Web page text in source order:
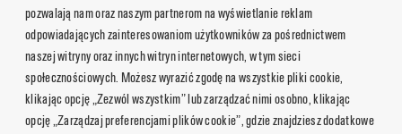
pozwalają nam oraz naszym partnerom na wyświetlanie reklam
odpowiadających zainteresowaniom użytkowników za pośrednictwem
naszej witryny oraz innych witryn internetowych, w tym sieci
społecznościowych. Możesz wyrazić zgodę na wszystkie pliki cookie,
klikając opcję „Zezwól wszystkim” lub zarządzać nimi osobno, klikając
opcję „Zarządzaj preferencjami plików cookie”, gdzie znajdziesz dodatkowe